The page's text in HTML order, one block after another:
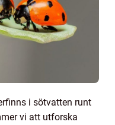
i sötvatten runt
vi att utforska